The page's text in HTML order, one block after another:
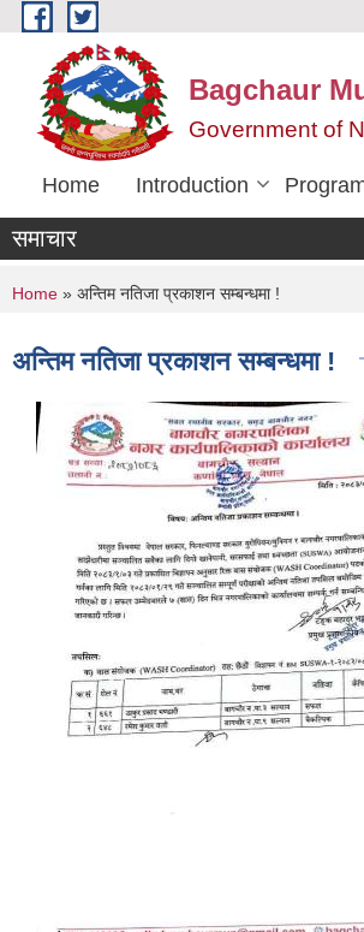
Skip to main content
Bagchaur
Government of
Home Introduction
समाचार
You are here
Home » अन्तिम नतिजा प्रकाशन सम्बन्धमा !
अन्तिम नतिजा प्रकाशन सम्बन्धमा !